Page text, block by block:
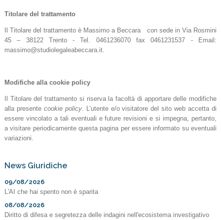
Titolare del trattamento
Il Titolare del trattamento è Massimo a Beccara con sede in Via Rosmini
45 – 38122 Trento - Tel. 0461236070 fax 0461231537 - Email:
massimo@studiolegaleabeccara.it.
Modifiche alla cookie policy
Il Titolare del trattamento si riserva la facoltà di apportare delle modifiche
alla presente cookie policy. L’utente e/o visitatore del sito web accetta di
essere vincolato a tali eventuali e future revisioni e si impegna, pertanto,
a visitare periodicamente questa pagina per essere informato su eventuali
variazioni.
News Giuridiche
09/08/2026
L'AI che hai spento non è sparita
08/08/2026
Diritto di difesa e segretezza delle indagini nell'ecosistema investigativo